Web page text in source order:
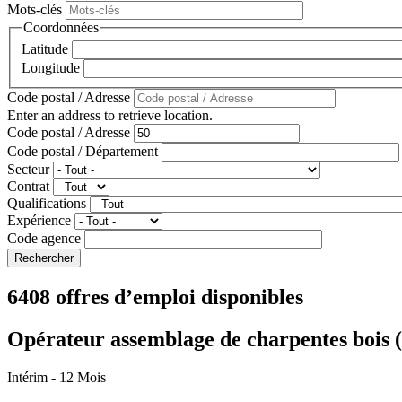
Mots-clés
Coordonnées
Latitude
Longitude
Code postal / Adresse
Enter an address to retrieve location.
Code postal / Adresse
Code postal / Département
Secteur
Contrat
Qualifications
Expérience
Code agence
6408 offres d’emploi disponibles
Opérateur assemblage de charpentes bois
Intérim - 12 Mois